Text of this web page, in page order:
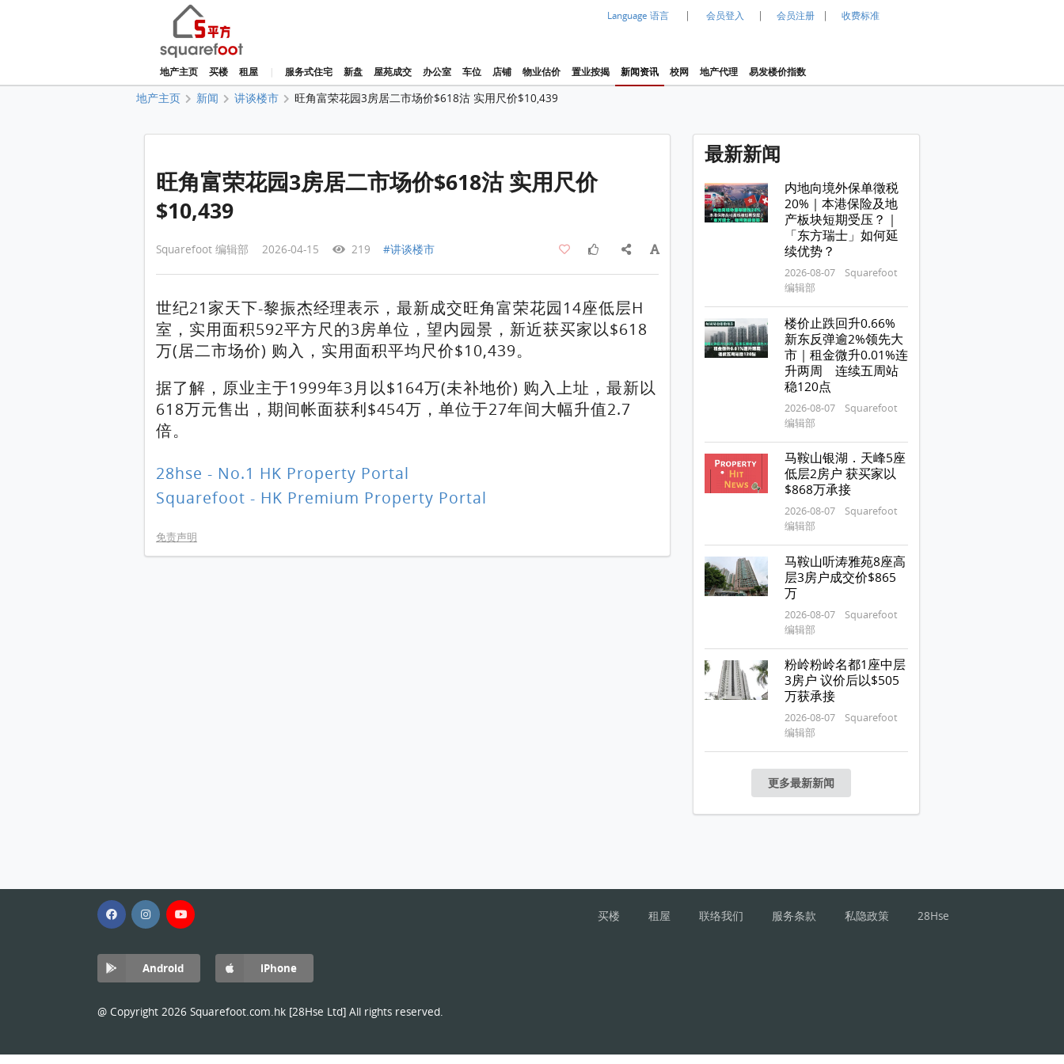
Language 语言 | 会员登入 | 会员注册 | 收费标准
地产主页 买楼 租屋 | 服务式住宅 新盘 屋苑成交 办公室 车位 店铺 物业估价 置业按揭 新闻资讯 校网 地产代理 易发楼价指数
地产主页 新闻 讲谈楼市 旺角富荣花园3房居二市场价$618沽 实用尺价$10,439
旺角富荣花园3房居二市场价$618沽 实用尺价
$10,439
Squarefoot 编辑部 2026-04-15 219 #讲谈楼市
世纪21家天下-黎振杰经理表示，最新成交旺角富荣花园14座低层H
室，实用面积592平方尺的3房单位，望内园景，新近获买家以$618
万(居二市场价) 购入，实用面积平均尺价$10,439。
据了解，原业主于1999年3月以$164万(未补地价) 购入上址，最新以
618万元售出，期间帐面获利$454万，单位于27年间大幅升值2.7
倍。
28hse - No.1 HK Property Portal
Squarefoot - HK Premium Property Portal
免责声明
最新新闻
内地向境外保单徵税
20%｜本港保险及地
产板块短期受压？｜
「东方瑞士」如何延
续优势？
2026-08-07 Squarefoot
编辑部
楼价止跌回升0.66%
新东反弹逾2%领先大
市｜租金微升0.01%连
升两周 连续五周站
稳120点
2026-08-07 Squarefoot
编辑部
马鞍山银湖．天峰5座
低层2房户 获买家以
$868万承接
2026-08-07 Squarefoot
编辑部
马鞍山听涛雅苑8座高
层3房户成交价$865
万
2026-08-07 Squarefoot
编辑部
粉岭粉岭名都1座中层
3房户 议价后以$505
万获承接
2026-08-07 Squarefoot
编辑部
更多最新新闻
买楼 租屋 联络我们 服务条款 私隐政策 28Hse
Android iPhone
@ Copyright 2026 Squarefoot.com.hk [28Hse Ltd] All rights reserved.